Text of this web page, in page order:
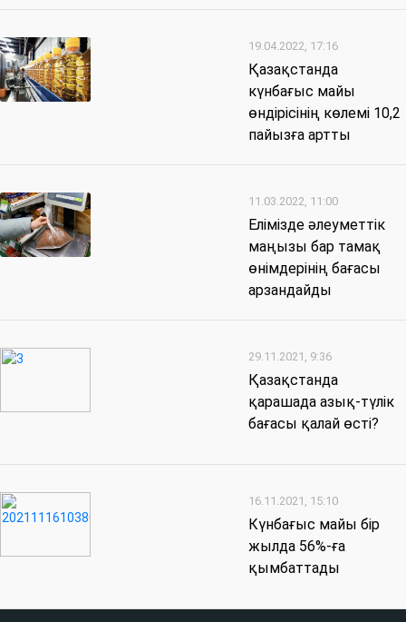
19.04.2022, 17:16
Қазақстанда
күнбағыс майы
өндірісінің көлемі 10,2
пайызға артты
11.03.2022, 11:00
Елімізде әлеуметтік
маңызы бар тамақ
өнімдерінің бағасы
арзандайды
29.11.2021, 9:36
Қазақстанда
қарашада азық-түлік
бағасы қалай өсті?
16.11.2021, 15:10
Күнбағыс майы бір
жылда 56%-ға
қымбаттады